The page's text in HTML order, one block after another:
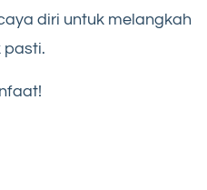
diri untuk melangkah
pasti.